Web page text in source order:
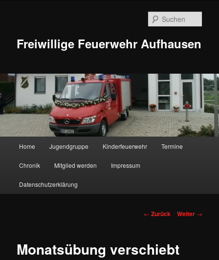
Freiwillige Feuerwehr Aufhausen
Home Jugendgruppe Kinderfeuerwehr Termine
Chronik Mitglied werden Impressum
Datenschutzerklärung
Beitragsnavigation
← Zurück Weiter →
Monatsübung verschiebt